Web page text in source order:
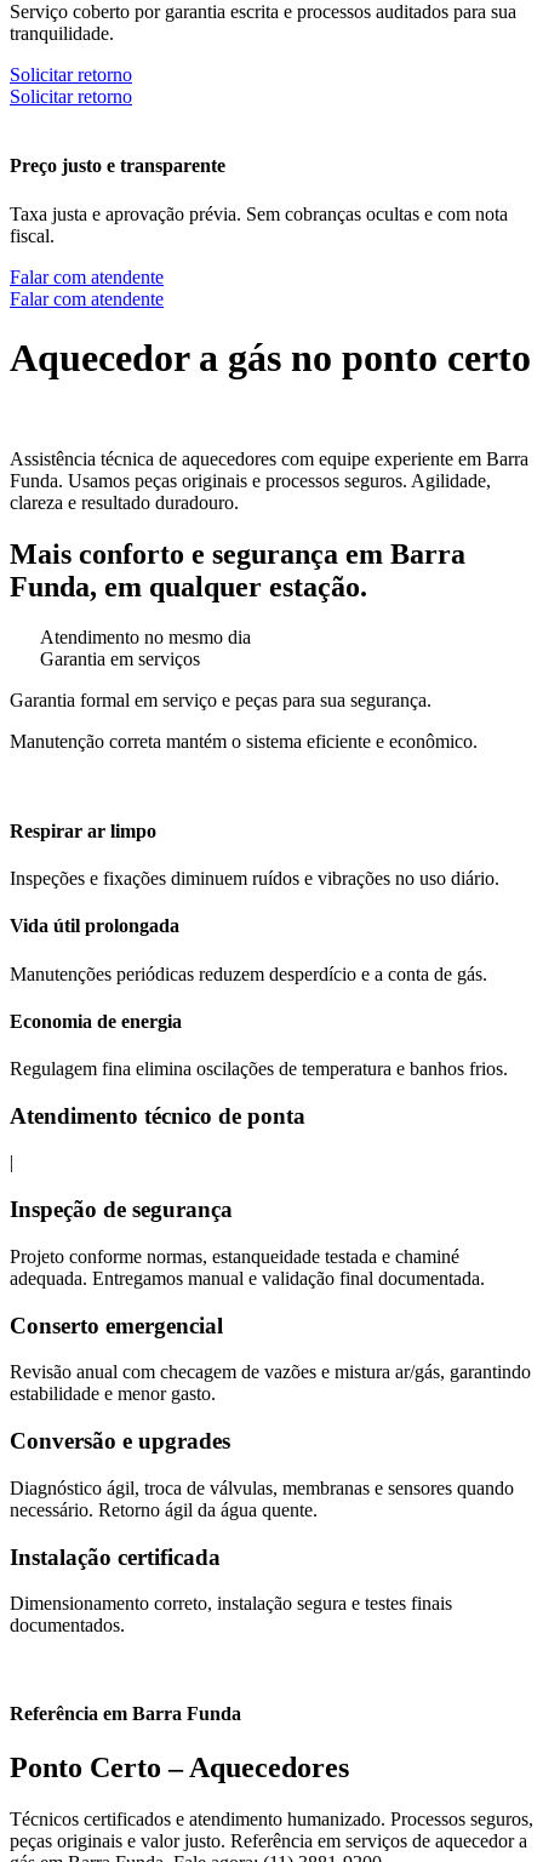
Serviço coberto por garantia escrita e processos auditados para sua
tranquilidade.
Solicitar retorno
Solicitar retorno
Preço justo e transparente
Taxa justa e aprovação prévia. Sem cobranças ocultas e com nota
fiscal.
Falar com atendente
Falar com atendente
Aquecedor a gás no ponto certo
Assistência técnica de aquecedores com equipe experiente em Barra
Funda. Usamos peças originais e processos seguros. Agilidade,
clareza e resultado duradouro.
Mais conforto e segurança em Barra
Funda, em qualquer estação.
Atendimento no mesmo dia
Garantia em serviços
Garantia formal em serviço e peças para sua segurança.
Manutenção correta mantém o sistema eficiente e econômico.
Respirar ar limpo
Inspeções e fixações diminuem ruídos e vibrações no uso diário.
Vida útil prolongada
Manutenções periódicas reduzem desperdício e a conta de gás.
Economia de energia
Regulagem fina elimina oscilações de temperatura e banhos frios.
Atendimento técnico de ponta
Inspeção de segurança
Projeto conforme normas, estanqueidade testada e chaminé
adequada. Entregamos manual e validação final documentada.
Conserto emergencial
Revisão anual com checagem de vazões e mistura ar/gás, garantindo
estabilidade e menor gasto.
Conversão e upgrades
Diagnóstico ágil, troca de válvulas, membranas e sensores quando
necessário. Retorno ágil da água quente.
Instalação certificada
Dimensionamento correto, instalação segura e testes finais
documentados.
Referência em Barra Funda
Ponto Certo – Aquecedores
Técnicos certificados e atendimento humanizado. Processos seguros,
peças originais e valor justo. Referência em serviços de aquecedor a